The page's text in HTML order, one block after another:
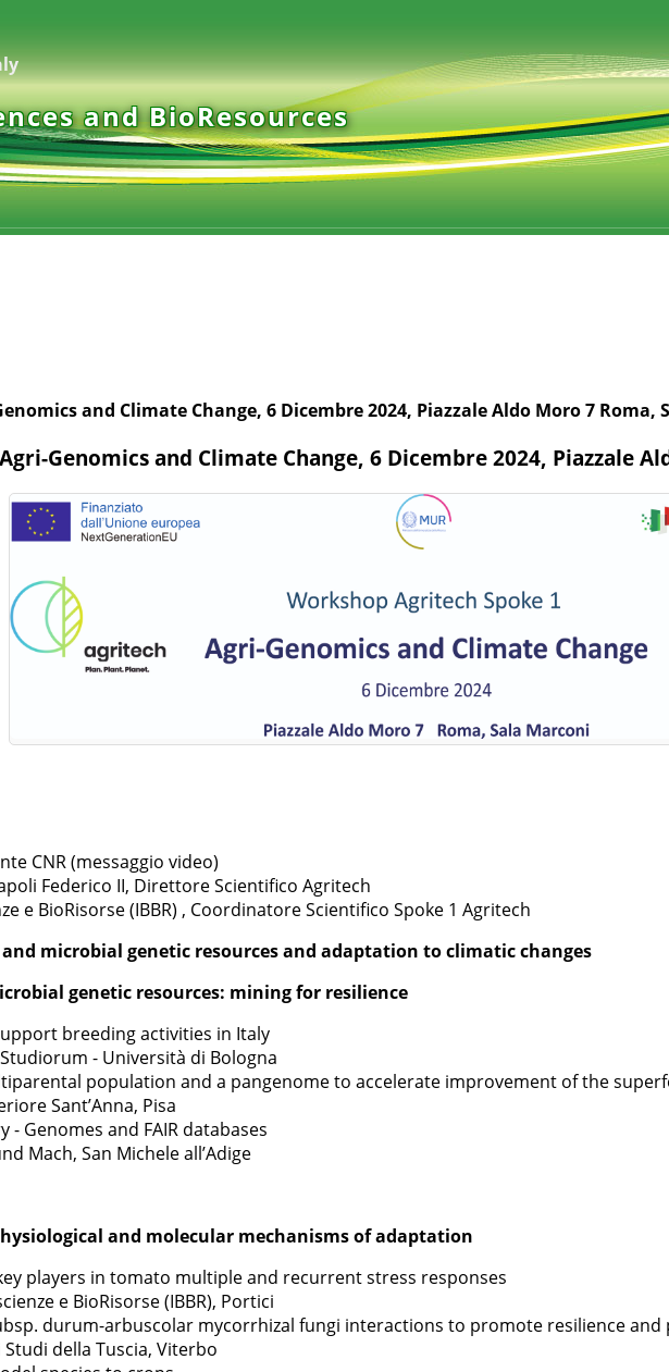
and BioResources
and Climate Change, 6 Dicembre 2024, Piazzale Aldo Moro 7 Roma,
Genomics and Climate Change, 6 Dicembre 2024, Piazzale
CNR (messaggio video)
Federico II, Direttore Scientifico Agritech
e BioRisorse (IBBR) , Coordinatore Scientifico Spoke 1 Agritech
and microbial genetic resources and adaptation to climatic changes
genetic resources: mining for resilience
breeding activities in Italy
- Università di Bologna
population and a pangenome to accelerate improvement of the
Sant’Anna, Pisa
Genomes and FAIR databases
Mach, San Michele all’Adige
and molecular mechanisms of adaptation
players in tomato multiple and recurrent stress responses
e BioRisorse (IBBR), Portici
durum-arbuscolar mycorrhizal fungi interactions to promote resilience
della Tuscia, Viterbo